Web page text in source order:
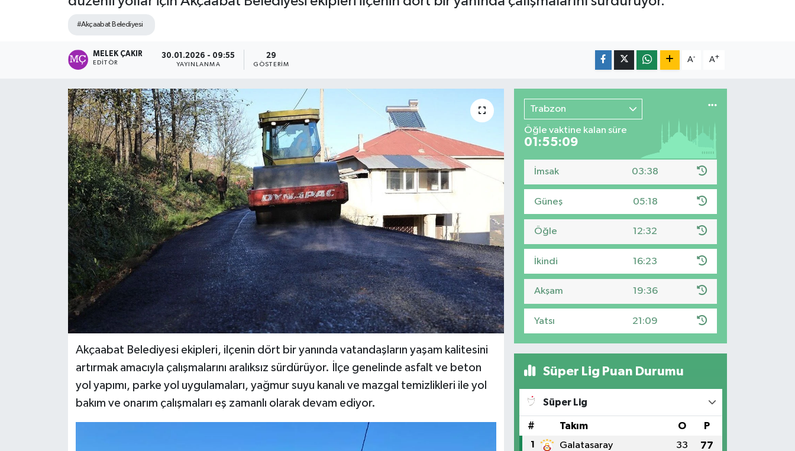
#Akçaabat Belediyesi
MELEK ÇAKIR
EDITÖR
30.01.2026 - 09:55
YAYINLANMA
29
GÖSTERIM
A- A+
Akçaabat Belediyesi ekipleri, ilçenin dört bir yanında vatandaşların yaşam kalitesini
artırmak amacıyla çalışmalarını aralıksız sürdürüyor. İlçe genelinde asfalt ve beton
yol yapımı, parke yol uygulamaları, yağmur suyu kanalı ve mazgal temizlikleri ile yol
bakım ve onarım çalışmaları eş zamanlı olarak devam ediyor.
Trabzon
Öğle vaktine kalan süre
01:55:07
İmsak 03:38
Güneş 05:18
Öğle 12:32
İkindi 16:23
Akşam 19:36
Yatsı 21:09
Süper Lig Puan Durumu
Süper Lig
# Takım O P
1 Galatasaray 33 77